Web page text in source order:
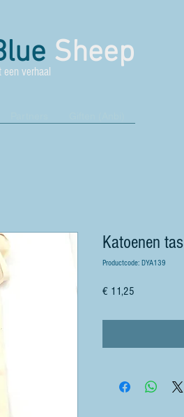
Sheep
een verhaal
Katoenen tas
Productcode: DYA139
€ 11,25